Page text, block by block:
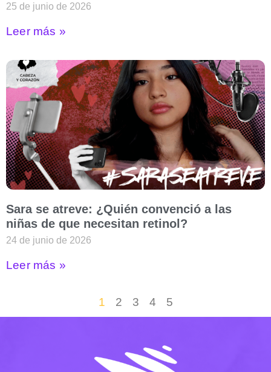
25 de junio de 2026
Leer más »
Sara se atreve: ¿Quién convenció a las
niñas de que necesitan retinol?
24 de junio de 2026
Leer más »
1 2 3 4 5